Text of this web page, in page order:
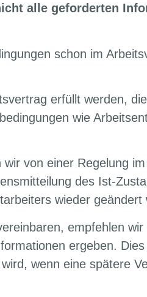
alle geforderten
schon im
erfüllt werden,
wie
von einer Regelung
des Ist-
wieder geändert
empfehlen
ergeben.
wenn eine spätere